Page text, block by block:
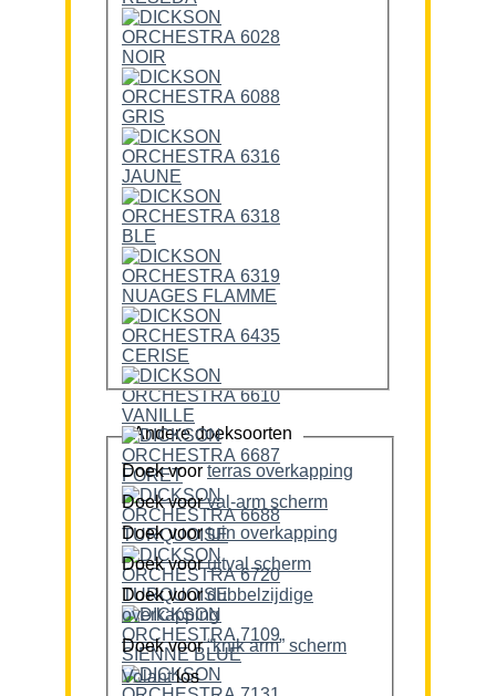
Andere doeksoorten
Doek voor terras overkapping
Doek voor
val-arm scherm
Doek voor
tuin overkapping
Doek voor
uitval scherm
Doek voordubbelzijdige
overkapping
Doek voor
“knik arm” scherm
Volantlos